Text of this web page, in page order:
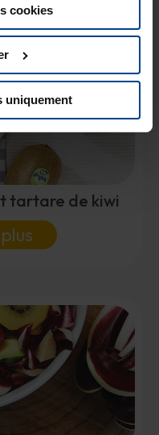
cookies
uniquement
aimer..
tartare de kiwi